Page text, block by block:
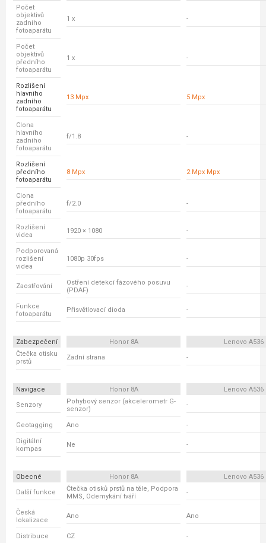
Počet
objektivů
zadního
fotoaparátu
1 x -
Počet
objektivů
předního
fotoaparátu
1 x -
Rozlišení
hlavního
zadního
fotoaparátu
13 Mpx 5 Mpx
Clona
hlavního
zadního
fotoaparátu
f/1.8 -
Rozlišení
předního
fotoaparátu
8 Mpx 2 Mpx Mpx
Clona
předního
fotoaparátu
f/2.0 -
Rozlišení
videa
1920 × 1080 -
Podporovaná
rozlišení
videa
1080p 30fps -
Zaostřování
Ostření detekcí fázového posuvu
(PDAF)
-
Funkce
fotoaparátu
Přisvětlovací dioda -
Zabezpečení Honor 8A
Lenovo A536
Čtečka otisku
prstů
Zadní strana -
Navigace Honor 8A
Lenovo A536
Senzory
Pohybový senzor (akcelerometr G-
senzor)
-
Geotagging Ano -
Digitální
kompas
Ne -
Obecné Honor 8A
Lenovo A536
Další funkce
Čtečka otisků prstů na těle, Podpora
MMS, Odemykání tváří
-
Česká
lokalizace
Ano Ano
Distribuce CZ -